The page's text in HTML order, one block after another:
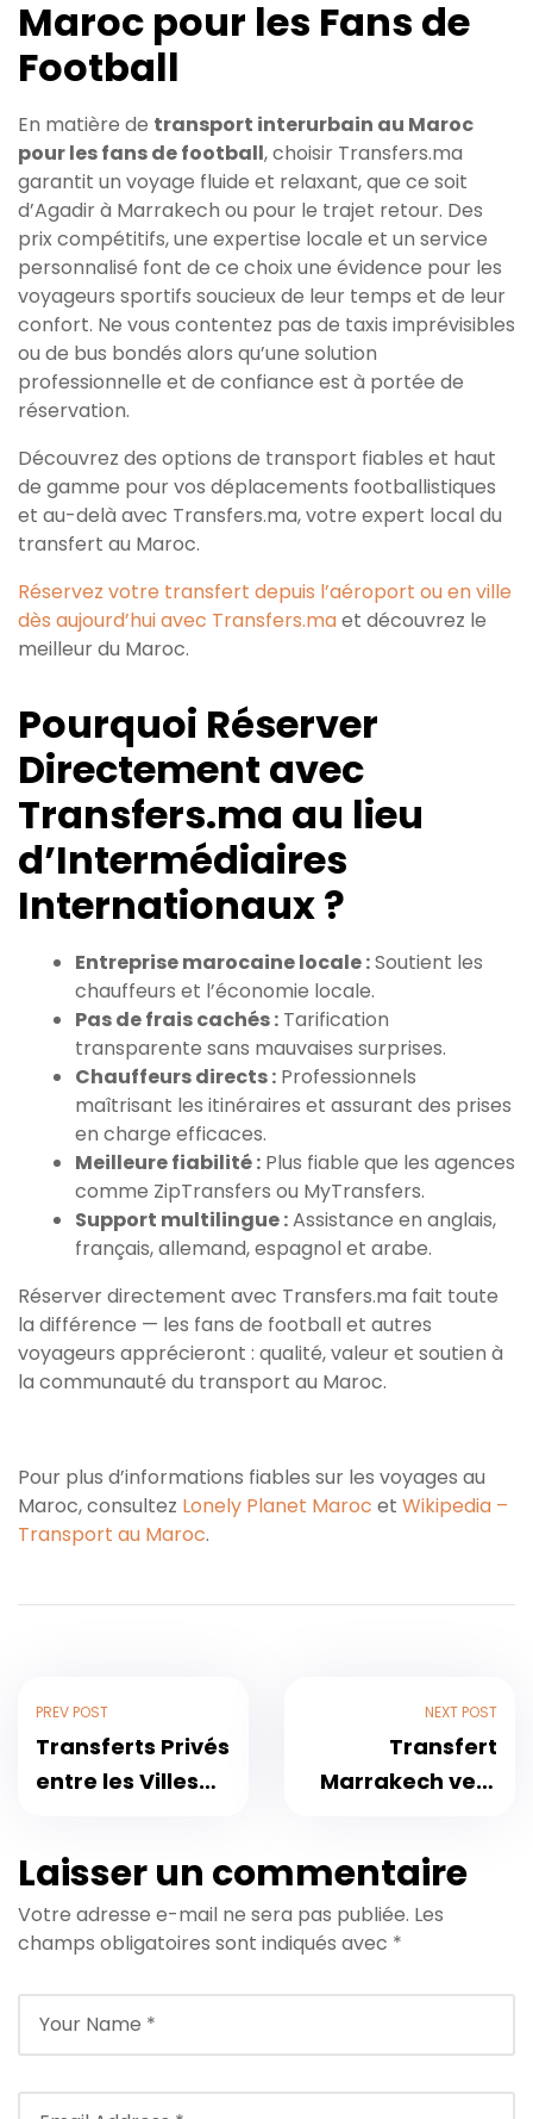
Maroc pour les Fans de
Football
En matière de transport interurbain au Maroc
pour les fans de football, choisir Transfers.ma
garantit un voyage fluide et relaxant, que ce soit
d’Agadir à Marrakech ou pour le trajet retour. Des
prix compétitifs, une expertise locale et un service
personnalisé font de ce choix une évidence pour les
voyageurs sportifs soucieux de leur temps et de leur
confort. Ne vous contentez pas de taxis imprévisibles
ou de bus bondés alors qu’une solution
professionnelle et de confiance est à portée de
réservation.
Découvrez des options de transport fiables et haut
de gamme pour vos déplacements footballistiques
et au-delà avec Transfers.ma, votre expert local du
transfert au Maroc.
Réservez votre transfert depuis l’aéroport ou en ville
dès aujourd’hui avec Transfers.maet découvrez le
meilleur du Maroc.
Pourquoi Réserver
Directement avec
Transfers.ma au lieu
d’Intermédiaires
Internationaux ?
Entreprise marocaine locale :Soutient les
chauffeurs et l’économie locale.
Pas de frais cachés : Tarification
transparente sans mauvaises surprises.
Chauffeurs directs : Professionnels
maîtrisant les itinéraires et assurant des prises
en charge efficaces.
Meilleure fiabilité : Plus fiable que les agences
comme ZipTransfers ou MyTransfers.
Support multilingue :Assistance en anglais,
français, allemand, espagnol et arabe.
Réserver directement avec Transfers.ma fait toute
la différence — les fans de football et autres
voyageurs apprécieront : qualité, valeur et soutien à
la communauté du transport au Maroc.
Pour plus d’informations fiables sur les voyages au
Maroc, consultez Lonely Planet Maroc et Wikipedia –
Transport au Maroc.
PREV POST
Transferts Privés
entre les Villes
Voyage Fluide
d’Agadir à
Marrakech et
au-delà
NEXT POST
Transfert
Marrakech vers
Trajets privés
fiables mis à jour
pour la saison
touristique 2026
Laisser un commentaire
Votre adresse e-mail ne sera pas publiée. Les
champs obligatoires sont indiqués avec *